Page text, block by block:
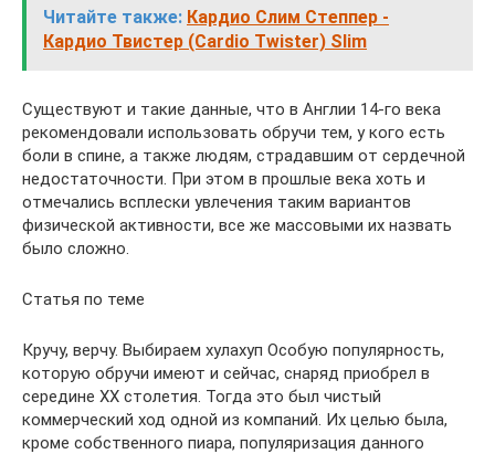
Читайте также: Кардио Слим Степпер -
Кардио Твистер (Cardio Twister) Slim
Существуют и такие данные, что в Англии 14-го века
рекомендовали использовать обручи тем, у кого есть
боли в спине, а также людям, страдавшим от сердечной
недостаточности. При этом в прошлые века хоть и
отмечались всплески увлечения таким вариантов
физической активности, все же массовыми их назвать
было сложно.
Статья по теме
Кручу, верчу. Выбираем хулахуп Особую популярность,
которую обручи имеют и сейчас, снаряд приобрел в
середине XX столетия. Тогда это был чистый
коммерческий ход одной из компаний. Их целью была,
кроме собственного пиара, популяризация данного